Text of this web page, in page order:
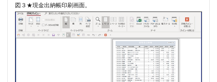
図３★現金出納帳印刷画面。
#purcell
#porpora #lambert
#motet
#lazarevitch
#leclair #Lezhneva
#lully
#marais
#mass
#mattheson
#meantone
#mozart
#piccinni